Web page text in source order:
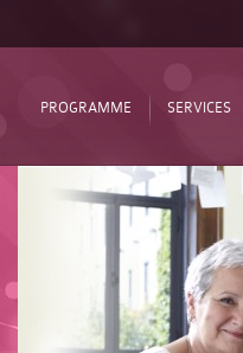
PROGRAMME SERVICES